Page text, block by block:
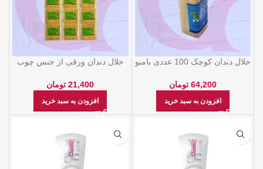
خلال دندان کوچک 100 عددی بامبو
64,200 تومان
افزودن به سبد خرید
خلال دندان ورقی از جنس چوب
21,400 تومان
افزودن به سبد خرید